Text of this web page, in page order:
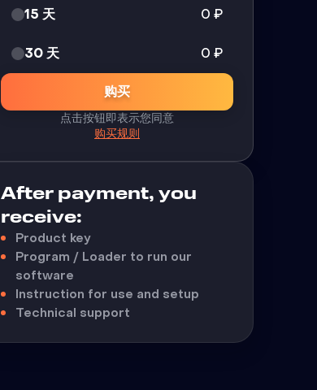
15 天 0 ₽
30 天 0 ₽
购买
点击按钮即表示您同意
购买规则
After payment, you
receive:
Product key
Program / Loader to run our
software
Instruction for use and setup
Technical support